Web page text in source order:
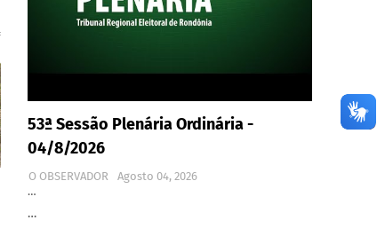
53ª Sessão Plenária Ordinária -
04/8/2026
O OBSERVADOR
Agosto 04, 2026
…
…